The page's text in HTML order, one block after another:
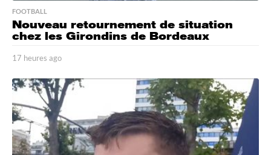
FOOTBALL
Nouveau retournement de situation
chez les Girondins de Bordeaux
17 heures ago
h
e
u
r
e
a